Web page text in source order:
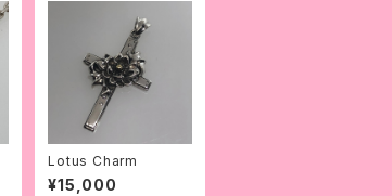
Lotus Charm
¥15,000